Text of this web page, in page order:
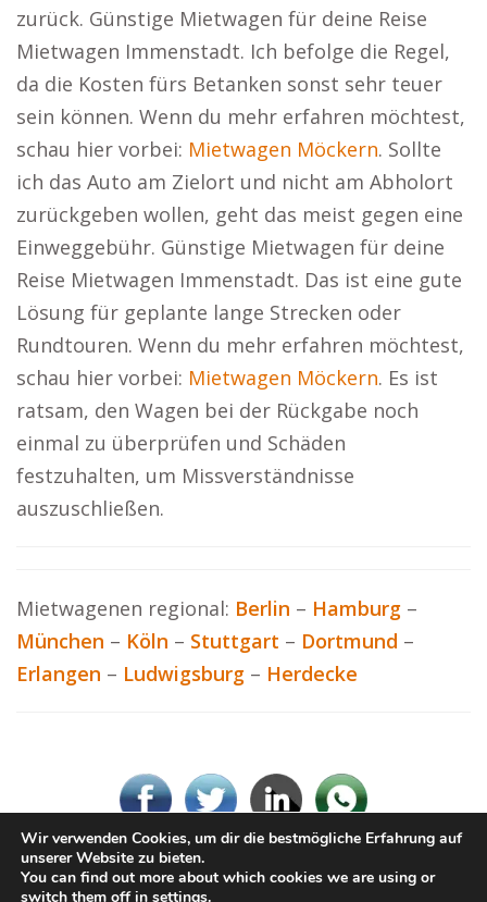
zurück. Günstige Mietwagen für deine Reise
Mietwagen Immenstadt. Ich befolge die Regel,
da die Kosten fürs Betanken sonst sehr teuer
sein können. Wenn du mehr erfahren möchtest,
schau hier vorbei: Mietwagen Möckern. Sollte
ich das Auto am Zielort und nicht am Abholort
zurückgeben wollen, geht das meist gegen eine
Einweggebühr. Günstige Mietwagen für deine
Reise Mietwagen Immenstadt. Das ist eine gute
Lösung für geplante lange Strecken oder
Rundtouren. Wenn du mehr erfahren möchtest,
schau hier vorbei: Mietwagen Möckern. Es ist
ratsam, den Wagen bei der Rückgabe noch
einmal zu überprüfen und Schäden
festzuhalten, um Missverständnisse
auszuschließen.
Mietwagenen regional: Berlin – Hamburg –
München – Köln – Stuttgart – Dortmund –
Erlangen – Ludwigsburg – Herdecke
© Hey-Mietwagen.de
Wir verwenden Cookies, um dir die bestmögliche Erfahrung auf
unserer Website zu bieten.
You can find out more about which cookies we are using or
switch them off in settings.